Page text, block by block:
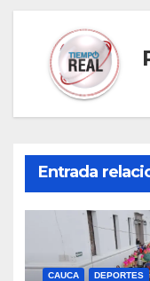
Entrada
CAUCA DEPORTES